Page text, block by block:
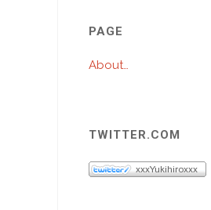
PAGE
About…
TWITTER.COM